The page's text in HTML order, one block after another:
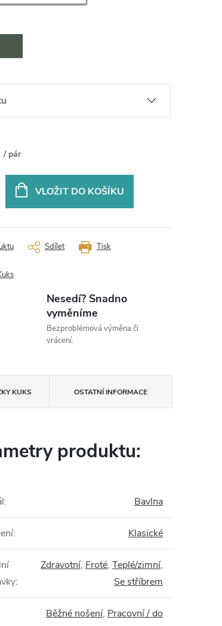
/ pár
VLOŽIT DO KOŠÍKU
Tisk
Sdílet
Nesedí? Snadno
vyměníme
Bezproblémová výměna či
vrácení.
KUKS OSTATNÍ INFORMACE
produktu:
: Bavlna
: Klasické
:
Zdravotní, Froté, Teplé/zimní,
Se stříbrem
Běžné nošení, Pracovní / do